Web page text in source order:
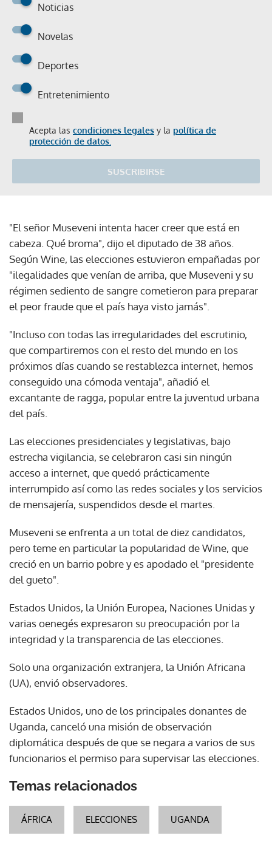
Noticias
Novelas
Deportes
Entretenimiento
Acepta las condiciones legales y la política de
protección de datos.
SUSCRIBIRSE
"El señor Museveni intenta hacer creer que está en
cabeza. Qué broma", dijo el diputado de 38 años.
Según Wine, las elecciones estuvieron empañadas por
"ilegalidades que venían de arriba, que Museveni y su
régimen sediento de sangre cometieron para preparar
el peor fraude que el país haya visto jamás".
"Incluso con todas las irregularidades del escrutinio,
que compartiremos con el resto del mundo en los
próximos días cuando se restablezca internet, hemos
conseguido una cómoda ventaja", añadió el
excantante de ragga, popular entre la juventud urbana
del país.
Las elecciones presidenciales y legislativas, bajo
estrecha vigilancia, se celebraron casi sin ningún
acceso a internet, que quedó prácticamente
interrumpido así como las redes sociales y los servicios
de mensajería, suspendidos desde el martes.
Museveni se enfrenta a un total de diez candidatos,
pero teme en particular la popularidad de Wine, que
creció en un barrio pobre y es apodado el "presidente
del gueto".
Estados Unidos, la Unión Europea, Naciones Unidas y
varias oenegés expresaron su preocupación por la
integridad y la transparencia de las elecciones.
Solo una organización extranjera, la Unión Africana
(UA), envió observadores.
Estados Unidos, uno de los principales donantes de
Uganda, canceló una misión de observación
diplomática después de que se negara a varios de sus
funcionarios el permiso para supervisar las elecciones.
Temas relacionados
ÁFRICA ELECCIONES UGANDA